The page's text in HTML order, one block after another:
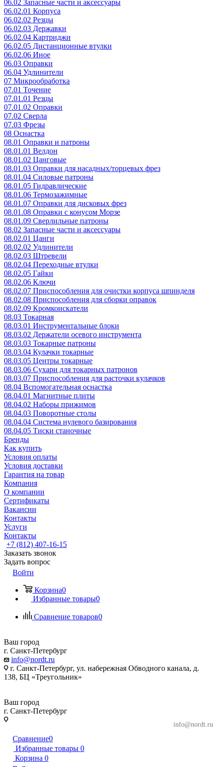
06.02 Запасные части и аксессуары
06.02.01 Корпуса
06.02.02 Резцы
06.02.03 Державки
06.02.04 Картриджи
06.02.05 Дистанционные втулки
06.02.06 Иное
06.03 Оправки
06.04 Удлинители
07 Микрообработка
07.01 Точение
07.01.01 Резцы
07.01.02 Оправки
07.02 Сверла
07.03 Фрезы
08 Оснастка
08.01 Оправки и патроны
08.01.01 Велдон
08.01.02 Цанговые
08.01.03 Оправки для насадных/торцевых фрез
08.01.04 Силовые патроны
08.01.05 Гидравлические
08.01.06 Термозажимные
08.01.07 Оправки для дисковых фрез
08.01.08 Оправки с конусом Морзе
08.01.09 Сверлильные патроны
08.02 Запасные части и аксессуары
08.02.01 Цанги
08.02.02 Удлинители
08.02.03 Штревели
08.02.04 Переходные втулки
08.02.05 Гайки
08.02.06 Ключи
08.02.07 Приспособления для очистки корпуса шпинделя
08.02.08 Приспособления для сборки оправок
08.02.09 Кромкоискатели
08.03 Токарная
08.03.01 Инструментальные блоки
08.03.02 Держатели осевого инструмента
08.03.03 Токарные патроны
08.03.04 Кулачки токарные
08.03.05 Центры токарные
08.03.06 Сухари для токарных патронов
08.03.07 Приспособления для расточки кулачков
08.04 Вспомогательная оснастка
08.04.01 Магнитные плиты
08.04.02 Наборы прижимов
08.04.03 Поворотные столы
08.04.04 Система нулевого базирования
08.04.05 Тиски станочные
Бренды
Как купить
Условия оплаты
Условия доставки
Гарантия на товар
Компания
О компании
Сертификаты
Вакансии
Контакты
Услуги
Контакты
+7 (812) 407-16-15
Заказать звонок
Задать вопрос
Войти
Корзина0
Избранные товары0
Сравнение товаров0
Ваш город
г. Санкт-Петербург
info@nordt.ru
г. Санкт-Петербург, ул. набережная Обводного канала, д.
138, БЦ «Треугольник»
Ваш город
г. Санкт-Петербург
info@nordt.ru
Сравнение0
Избранные товары 0
Корзина 0